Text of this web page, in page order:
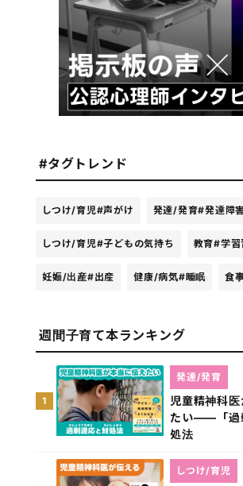
#タグトレンド
しつけ/育児#声がけ 発達/発育#発達障
しつけ/育児#子どもの気持ち 教育#学習
妊娠/出産#出産 健康/病気#睡眠 食
週間子育て本ランキング
1
児童精神科
たい――「過
処法
発達/発育
しつけ/育児